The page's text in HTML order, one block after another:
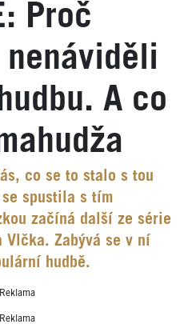
Proč
nenáviděli
A co
co se to stalo s tou
se spustila s tím
začíná další ze série
Vlčka. Zabývá se v ní
hudbě.
Reklama
Reklama